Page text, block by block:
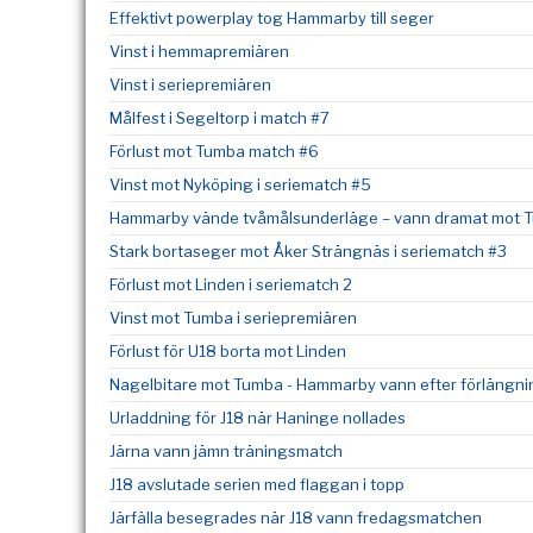
Effektivt powerplay tog Hammarby till seger
Vinst i hemmapremiären
Vinst i seriepremiären
Målfest i Segeltorp i match #7
Förlust mot Tumba match #6
Vinst mot Nyköping i seriematch #5
Hammarby vände tvåmålsunderläge – vann dramat mot
Stark bortaseger mot Åker Strängnäs i seriematch #3
Förlust mot Linden i seriematch 2
Vinst mot Tumba i seriepremiären
Förlust för U18 borta mot Linden
Nagelbitare mot Tumba - Hammarby vann efter
Urladdning för J18 när Haninge nollades
Järna vann jämn träningsmatch
J18 avslutade serien med flaggan i topp
Järfälla besegrades när J18 vann fredagsmatchen